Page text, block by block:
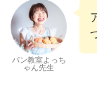
パン教室よっち
ゃん先生